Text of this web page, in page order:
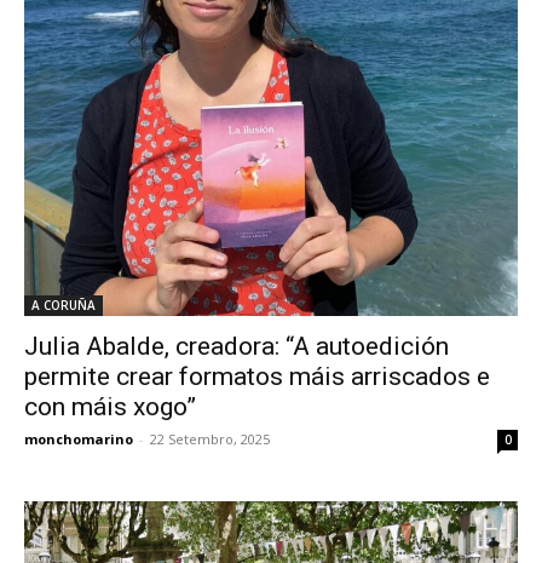
A CORUÑA
Julia Abalde, creadora: “A autoedición
permite crear formatos máis arriscados e
con máis xogo”
monchomarino - 22 Setembro, 2025 0